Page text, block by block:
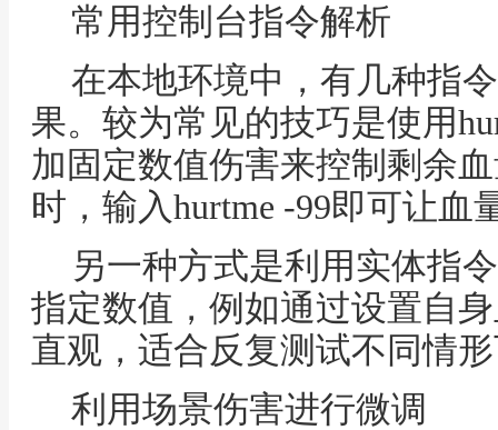
常用控制台指令解析
在本地环境中，有几种指
果。较为常见的技巧是使用
加固定数值伤害来控制剩余
时，输入hurtme -99即可让血
另一种方式是利用实体指
指定数值，例如通过设置自
直观，适合反复测试不同情
利用场景伤害进行微调